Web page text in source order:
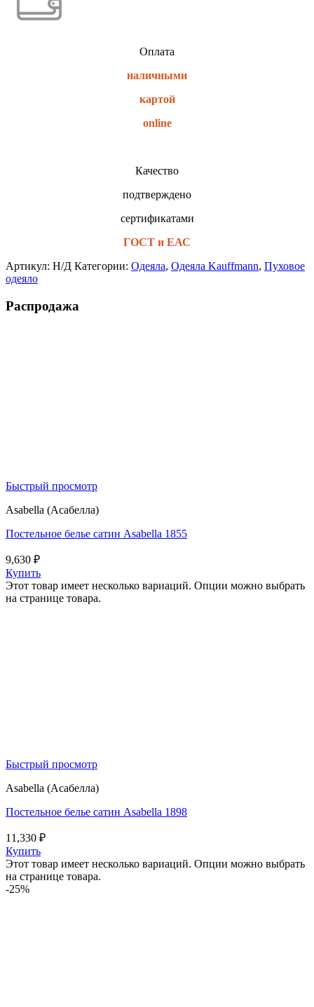
Оплата
наличными
картой
online
Качество
подтверждено
сертификатами
ГОСТ и ЕАС
Артикул: Н/Д Категории: Одеяла, Одеяла Kauffmann, Пуховое
одеяло
Распродажа
Быстрый просмотр
Asabella (Асабелла)
Постельное белье сатин Asabella 1855
9,630 ₽
Купить
Этот товар имеет несколько вариаций. Опции можно выбрать
на странице товара.
Быстрый просмотр
Asabella (Асабелла)
Постельное белье сатин Asabella 1898
11,330 ₽
Купить
Этот товар имеет несколько вариаций. Опции можно выбрать
на странице товара.
-25%